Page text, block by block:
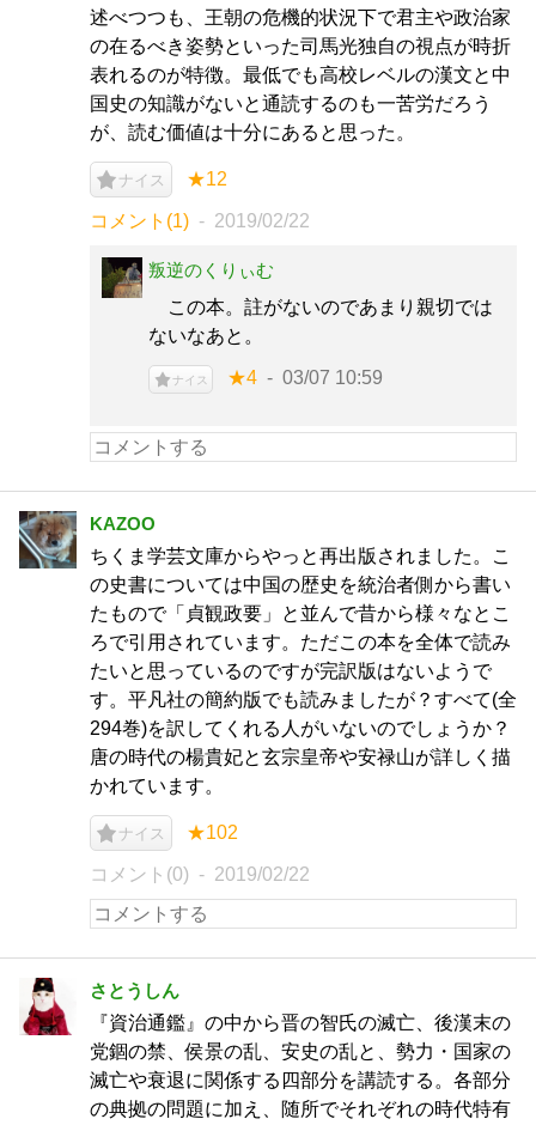
述べつつも、王朝の危機的状況下で君主や政治家
の在るべき姿勢といった司馬光独自の視点が時折
表れるのが特徴。最低でも高校レベルの漢文と中
国史の知識がないと通読するのも一苦労だろう
が、読む価値は十分にあると思った。
ナイス ★12
コメント(1) 2019/02/22
叛逆のくりぃむ
この本。註がないのであまり親切では
ないなあと。
ナイス ★4 03/07 10:59
KAZOO
ちくま学芸文庫からやっと再出版されました。こ
の史書については中国の歴史を統治者側から書い
たもので「貞観政要」と並んで昔から様々なとこ
ろで引用されています。ただこの本を全体で読み
たいと思っているのですが完訳版はないようで
す。平凡社の簡約版でも読みましたが？すべて(全
294巻)を訳してくれる人がいないのでしょうか？
唐の時代の楊貴妃と玄宗皇帝や安禄山が詳しく描
かれています。
ナイス ★102
コメント(0) 2019/02/22
さとうしん
『資治通鑑』の中から晋の智氏の滅亡、後漢末の
党錮の禁、侯景の乱、安史の乱と、勢力・国家の
滅亡や衰退に関係する四部分を講読する。各部分
の典拠の問題に加え、随所でそれぞれの時代特有